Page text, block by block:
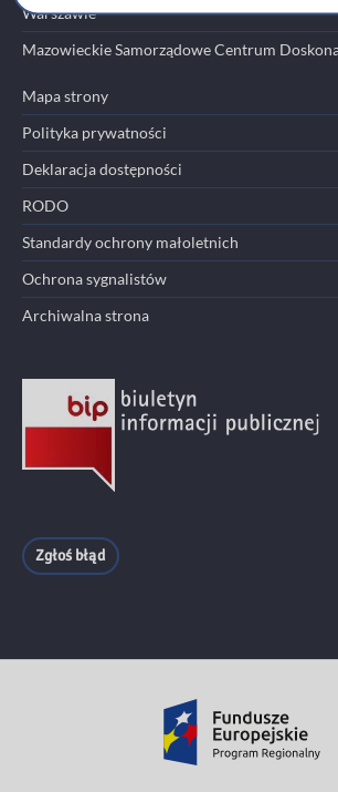
Warszawie
Mazowieckie Samorządowe Centrum
Mapa strony
Polityka prywatności
Deklaracja dostępności
RODO
Standardy ochrony małoletnich
Ochrona sygnalistów
Archiwalna strona
Zgłoś błąd